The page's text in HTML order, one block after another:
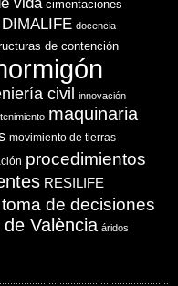
cimentaciones
DIMALIFE docencia
de contención
civil innovación
maquinaria
movimiento de tierras
procedimientos
RESILIFE
toma de decisiones
València áridos